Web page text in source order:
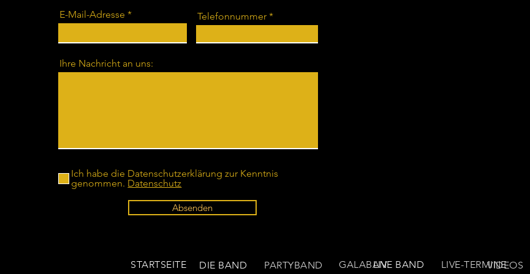
E-Mail-Adresse Telefonnummer
Ihre Nachricht an uns:
Ich habe die Datenschutzerklärung zur Kenntnis
genommen. Datenschutz
Absenden
STARTSEITE DIE BAND PARTYBAND GALABANDLIVE BAND VIDEOS
LIVE-TERMINE